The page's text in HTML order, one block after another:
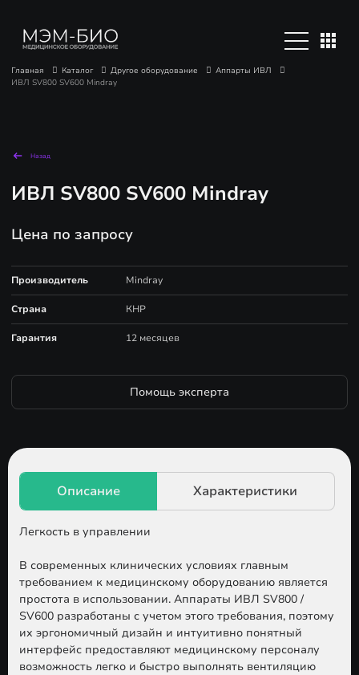
Главная Каталог Другое оборудование
Аппарты ИВЛ
ИВЛ SV800 SV600 Mindray
Назад
ИВЛ SV800 SV600 Mindray
Цена по запросу
Производитель Mindray
Страна КНР
Гарантия 12 месяцев
Помощь эксперта
Легкость в управлении
В современных клинических условиях главным
требованием к медицинскому оборудованию является
простота в использовании. Аппараты ИВЛ SV800 /
SV600 разработаны с учетом этого требования, поэтому
их эргономичный дизайн и интуитивно понятный
интерфейс предоставляют медицинскому персоналу
возможность легко и быстро выполнять вентиляцию